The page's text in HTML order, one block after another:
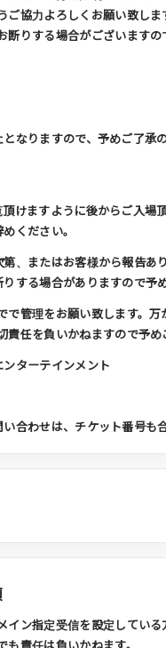
ご協力よろしくお願い致し
断りする場合がございますの
なりますので、予めご了承
けますように後からご入場
ください。
、またはお客様から報告あ
する場合がありますので予
で管理をお願い致します。
任を負いかねますので予め
ターテインメント
合わせは、チケット番号も
イン指定受信を設定してい